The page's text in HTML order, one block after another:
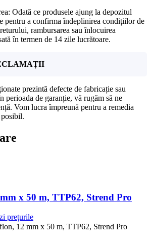
Odată ce produsele ajung la depozitul
pentru a confirma îndeplinirea condițiilor de
rambursarea sau înlocuirea
în termen de 14 zile lucrătoare.
prezintă defecte de fabricație sau
perioada de garanție, vă rugăm să ne
Vom lucra împreună pentru a remedia
posibil.
x 50 m, TTP62, Strend Pro
prețurile
12 mm x 50 m, TTP62, Strend Pro